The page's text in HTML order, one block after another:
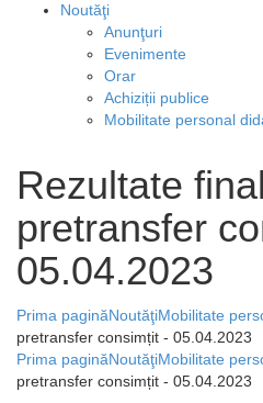
Noutăţi
Anunţuri
Evenimente
Orar
Achiziții publice
Mobilitate personal
Rezultate
pretransfer
05.04.2023
Prima paginăNoutăţiMobilitate
pretransfer consimțit - 05.04.2023
Prima paginăNoutăţiMobilitate
pretransfer consimțit - 05.04.2023